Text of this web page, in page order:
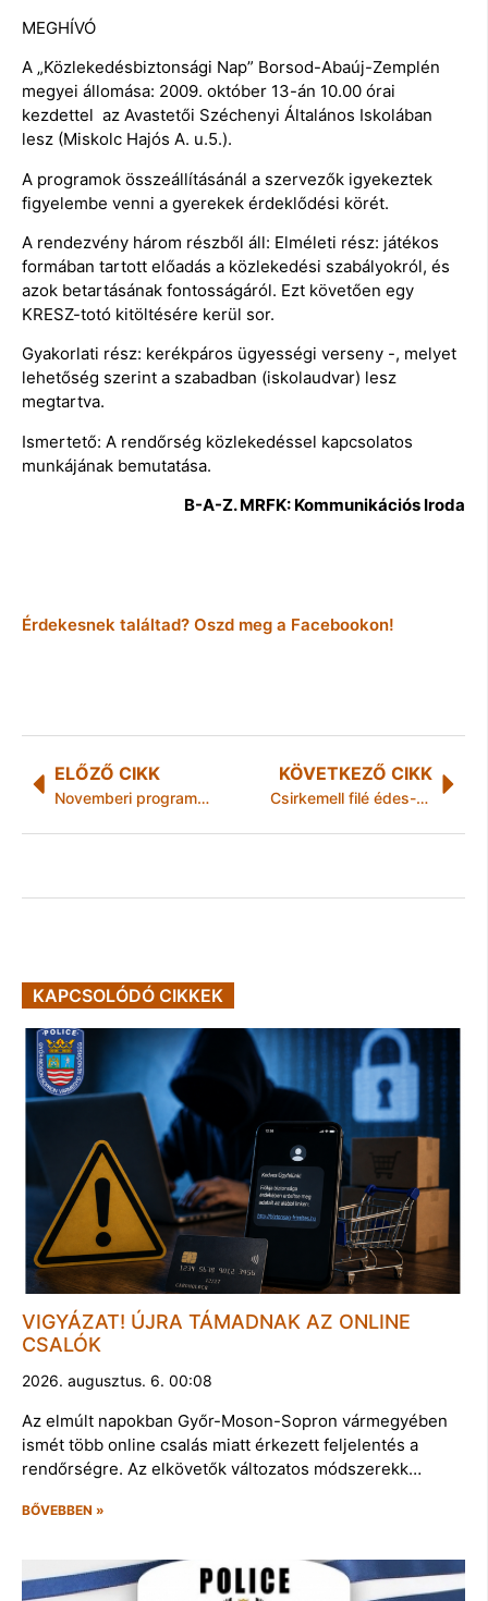
MEGHÍVÓ
A „Közlekedésbiztonsági Nap” Borsod-Abaúj-Zemplén
megyei állomása: 2009. október 13-án 10.00 órai
kezdettel az Avastetői Széchenyi Általános Iskolában
lesz (Miskolc Hajós A. u.5.).
A programok összeállításánál a szervezők igyekeztek
figyelembe venni a gyerekek érdeklődési körét.
A rendezvény három részből áll: Elméleti rész: játékos
formában tartott előadás a közlekedési szabályokról, és
azok betartásának fontosságáról. Ezt követően egy
KRESZ-totó kitöltésére kerül sor.
Gyakorlati rész: kerékpáros ügyességi verseny -, melyet
lehetőség szerint a szabadban (iskolaudvar) lesz
megtartva.
Ismertető: A rendőrség közlekedéssel kapcsolatos
munkájának bemutatása.
B-A-Z. MRFK: Kommunikációs Iroda
Érdekesnek találtad? Oszd meg a Facebookon!
ELŐZŐ CIKK
Novemberi programelőzetes
KÖVETKEZŐ CIKK
Csirkemell filé édes-savanyú mártással
KAPCSOLÓDÓ CIKKEK
VIGYÁZAT! ÚJRA TÁMADNAK AZ ONLINE
CSALÓK
2026. augusztus. 6. 00:08
Az elmúlt napokban Győr-Moson-Sopron vármegyében
ismét több online csalás miatt érkezett feljelentés a
rendőrségre. Az elkövetők változatos módszerekk…
BŐVEBBEN »